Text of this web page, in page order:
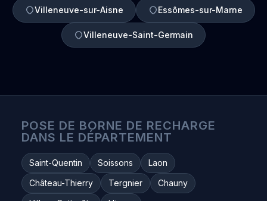
Villeneuve-sur-Aisne Essômes-sur-Marne
Villeneuve-Saint-Germain
POSE DE BORNE DE RECHARGE
DANS LE DÉPARTEMENT
Saint-Quentin Soissons
Laon
Château-Thierry
Tergnier
Chauny